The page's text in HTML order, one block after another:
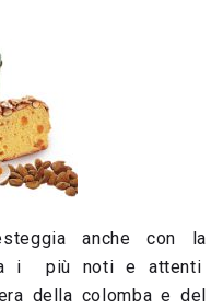
anche con la
i più noti e attenti
della colomba e del